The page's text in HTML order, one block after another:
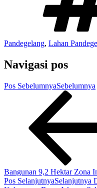
Pandegelang, Lahan
Navigasi pos
Pos SebelumnyaSebelumnya
Bangunan 9,2 Hektar Zona
Pos SelanjutnyaSelanjutnya